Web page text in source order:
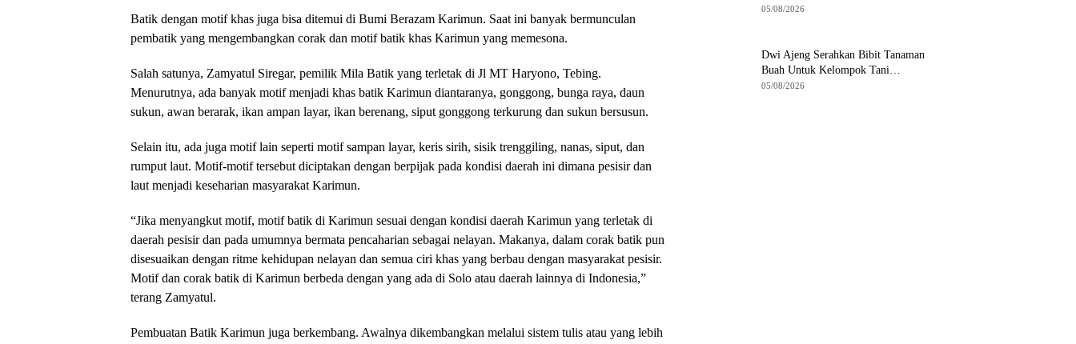
Batik dengan motif khas juga bisa ditemui di Bumi Berazam Karimun. Saat ini banyak bermunculan
pembatik yang mengembangkan corak dan motif batik khas Karimun yang memesona.
Salah satunya, Zamyatul Siregar, pemilik Mila Batik yang terletak di Jl MT Haryono, Tebing.
Menurutnya, ada banyak motif menjadi khas batik Karimun diantaranya, gonggong, bunga raya, daun
sukun, awan berarak, ikan ampan layar, ikan berenang, siput gonggong terkurung dan sukun bersusun.
Selain itu, ada juga motif lain seperti motif sampan layar, keris sirih, sisik trenggiling, nanas, siput, dan
rumput laut. Motif-motif tersebut diciptakan dengan berpijak pada kondisi daerah ini dimana pesisir dan
laut menjadi keseharian masyarakat Karimun.
“Jika menyangkut motif, motif batik di Karimun sesuai dengan kondisi daerah Karimun yang terletak di
daerah pesisir dan pada umumnya bermata pencaharian sebagai nelayan. Makanya, dalam corak batik pun
disesuaikan dengan ritme kehidupan nelayan dan semua ciri khas yang berbau dengan masyarakat pesisir.
Motif dan corak batik di Karimun berbeda dengan yang ada di Solo atau daerah lainnya di Indonesia,”
terang Zamyatul.
Pembuatan Batik Karimun juga berkembang. Awalnya dikembangkan melalui sistem tulis atau yang lebih
Ketentuan Perundang-undangan
05/08/2026
Dwi Ajeng Serahkan Bibit Tanaman
Buah Untuk Kelompok Tani
Tanjungpinang
05/08/2026